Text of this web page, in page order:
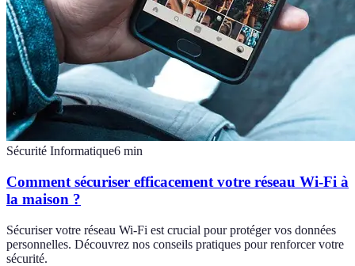
Sécurité Informatique6 min
Comment sécuriser efficacement votre réseau Wi-Fi à
la maison ?
Sécuriser votre réseau Wi-Fi est crucial pour protéger vos données
personnelles. Découvrez nos conseils pratiques pour renforcer votre
sécurité.